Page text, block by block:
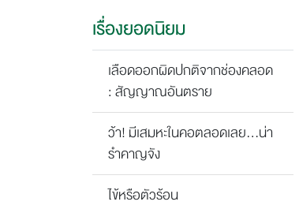
เรื่องยอดนิยม
เลือดออกผิดปกติจากช่องคลอด
: สัญญาณอันตราย
ว้า! มีเสมหะในคอตลอดเลย...น่า
รำคาญจัง
ไข้หรือตัวร้อน